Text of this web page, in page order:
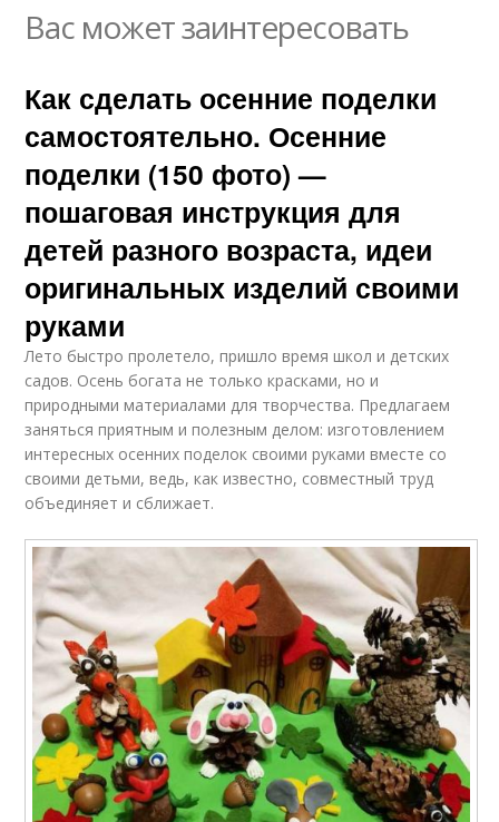
Вас может заинтересовать
Как сделать осенние поделки
самостоятельно. Осенние
поделки (150 фото) —
пошаговая инструкция для
детей разного возраста, идеи
оригинальных изделий своими
руками
Лето быстро пролетело, пришло время школ и детских
садов. Осень богата не только красками, но и
природными материалами для творчества. Предлагаем
заняться приятным и полезным делом: изготовлением
интересных осенних поделок своими руками вместе со
своими детьми, ведь, как известно, совместный труд
объединяет и сближает.